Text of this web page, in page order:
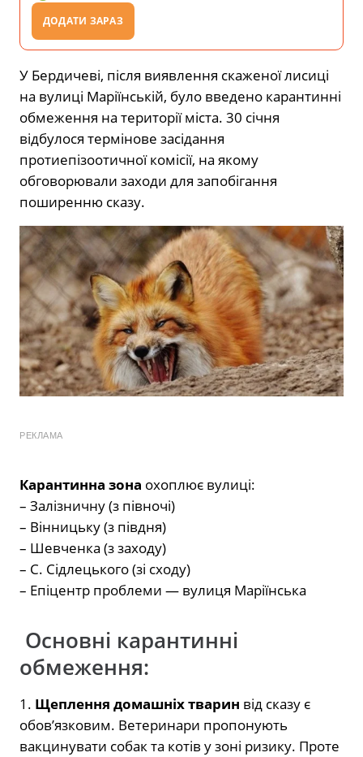
ДОДАТИ ЗАРАЗ
У Бердичеві, після виявлення скаженої лисиці
на вулиці Маріїнській, було введено карантинні
обмеження на території міста. 30 січня
відбулося термінове засідання
протиепізоотичної комісії, на якому
обговорювали заходи для запобігання
поширенню сказу.
РЕКЛАМА
Карантинна зона охоплює вулиці:
– Залізничну (з півночі)
– Вінницьку (з півдня)
– Шевченка (з заходу)
– С. Сідлецького (зі сходу)
– Епіцентр проблеми — вулиця Маріїнська
Основні карантинні
обмеження:
1. Щеплення домашніх тварин від сказу є
обов’язковим. Ветеринари пропонують
вакцинувати собак та котів у зоні ризику. Проте